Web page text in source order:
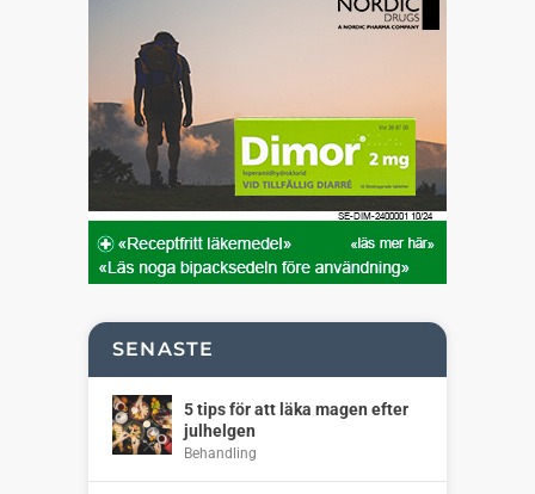
SENASTE
5 tips för att läka magen efter
julhelgen
Behandling